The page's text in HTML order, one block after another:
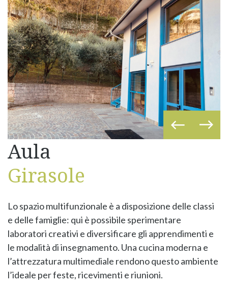
Aula
Girasole
Lo spazio multifunzionale è a disposizione delle classi
e delle famiglie: qui è possibile sperimentare
laboratori creativi e diversificare gli apprendimenti e
le modalità di insegnamento. Una cucina moderna e
l’attrezzatura multimediale rendono questo ambiente
l’ideale per feste, ricevimenti e riunioni.